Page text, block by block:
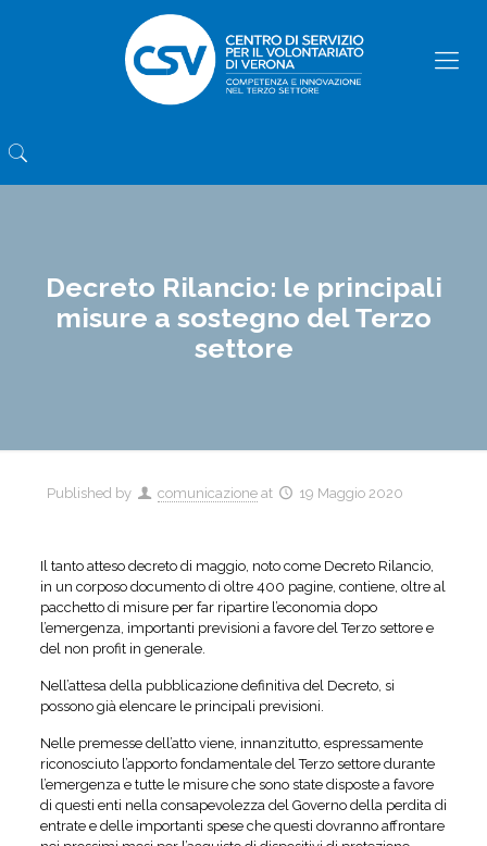
Decreto Rilancio: le principali
misure a sostegno del Terzo
settore
Published by comunicazione at 19 Maggio 2020
Il tanto atteso decreto di maggio, noto come Decreto Rilancio,
in un corposo documento di oltre 400 pagine, contiene, oltre al
pacchetto di misure per far ripartire l’economia dopo
l’emergenza, importanti previsioni a favore del Terzo settore e
del non profit in generale.
Nell’attesa della pubblicazione definitiva del Decreto, si
possono già elencare le principali previsioni.
Nelle premesse dell’atto viene, innanzitutto, espressamente
riconosciuto l’apporto fondamentale del Terzo settore durante
l’emergenza e tutte le misure che sono state disposte a favore
di questi enti nella consapevolezza del Governo della perdita di
entrate e delle importanti spese che questi dovranno affrontare